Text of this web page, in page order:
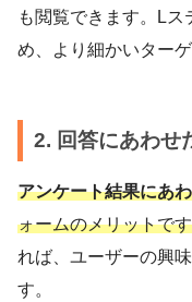
も閲覧できます。L
め、より細かいター
2. 回答にあわせ
アンケート結果にあ
ォームのメリットで
れば、ユーザーの興
す。